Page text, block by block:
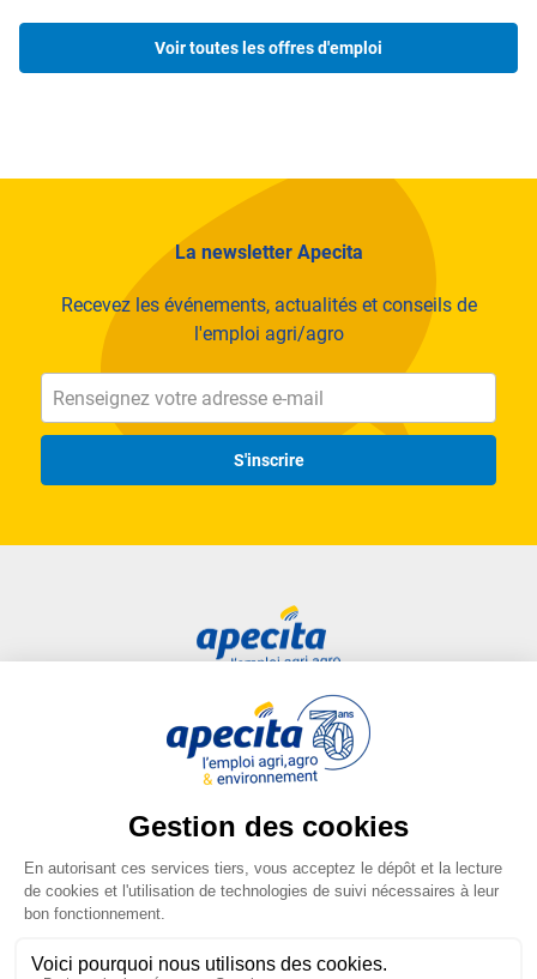
climatiques (MAEC), diagnostics agronomie,
certification haute valeur environnementale (HVE)…]
Notre savoir-faire et notre expérience terrain nous
permettent d’agir sur tous les champs de l’agriculture
conseiller et former les agriculteurs
mobiliser la recherche et transférer les pratiques
innovantes
accompagner le développement des projets de territoire
assurer des missions de service public
entreprises agricoles
chaque étape des projets
Savoir-faire et Expérience terrain
Intervention dans tous les domaines du secteur agricole
Voir toutes les offres d'emploi
La newsletter Apecita
Recevez les événements, actualités et conseils de
l'emploi agri/agro
S'inscrire
Entreprise
Centre de formation
Liens utiles
Plan du site
FAQ
d'utilisation